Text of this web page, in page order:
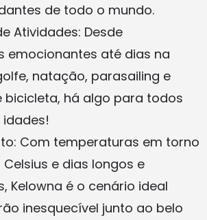
de todo o mundo.
Atividades: Desde
emocionantes até dias na
natação, parasailing e
bicicleta, há algo para todos
Com temperaturas em torno
e dias longos e
Kelowna é o cenário ideal
inesquecível junto ao belo